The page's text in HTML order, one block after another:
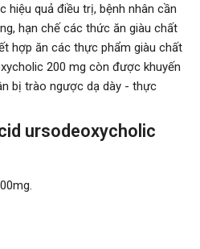
hiệu quả điều trị, bệnh nhân cần
hạn chế các thức ăn giàu chất
hợp ăn các thực phẩm giàu chất
200 mg còn được khuyến
bị trào ngược dạ dày - thực
ursodeoxycholic